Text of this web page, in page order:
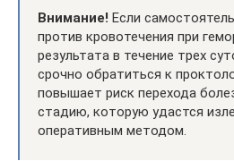
Внимание! Если
против кровотечения при
результата в течение трех
срочно обратиться к
повышает риск перехода
стадию, которую удастся
оперативным методом.